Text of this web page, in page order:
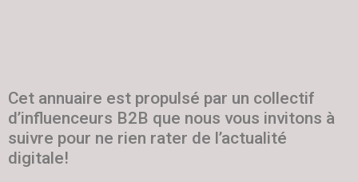
Cet annuaire est propulsé par un collectif
d’influenceurs B2B que nous vous invitons à
suivre pour ne rien rater de l’actualité
digitale!